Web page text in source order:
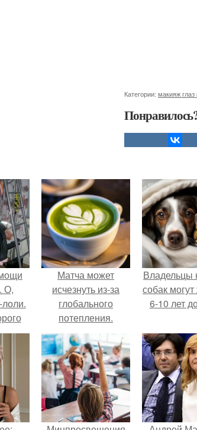
Категории: макияж глаз
О,
Матча может
исчезнуть из-за
глобального
потепления.
Владельцы
собак
6-10 лет